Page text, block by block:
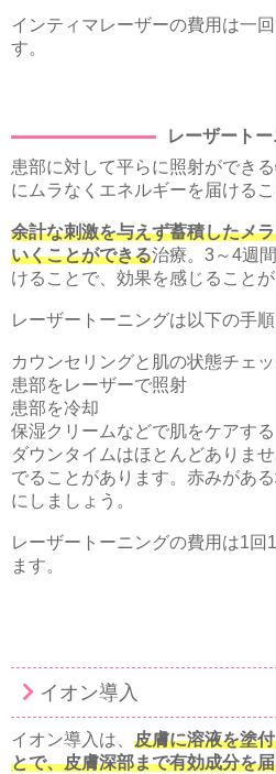
インティマレーザーの費用は一
す。
レーザート
患部に対して平らに照射ができ
にムラなくエネルギーを届けるこ
余計な刺激を与えず蓄積したメ
いくことができる治療。3～4週
けることで、効果を感じることが
レーザートーニングは以下の手順
カウンセリングと肌の状態チェッ
患部をレーザーで照射
患部を冷却
保湿クリームなどで肌をケアする
ダウンタイムはほとんどありま
でることがあります。赤みがあ
にしましょう。
レーザートーニングの費用は1回
ます。
イオン導入
イオン導入は、 皮膚に溶液を塗
とで、皮膚深部まで有効成分を